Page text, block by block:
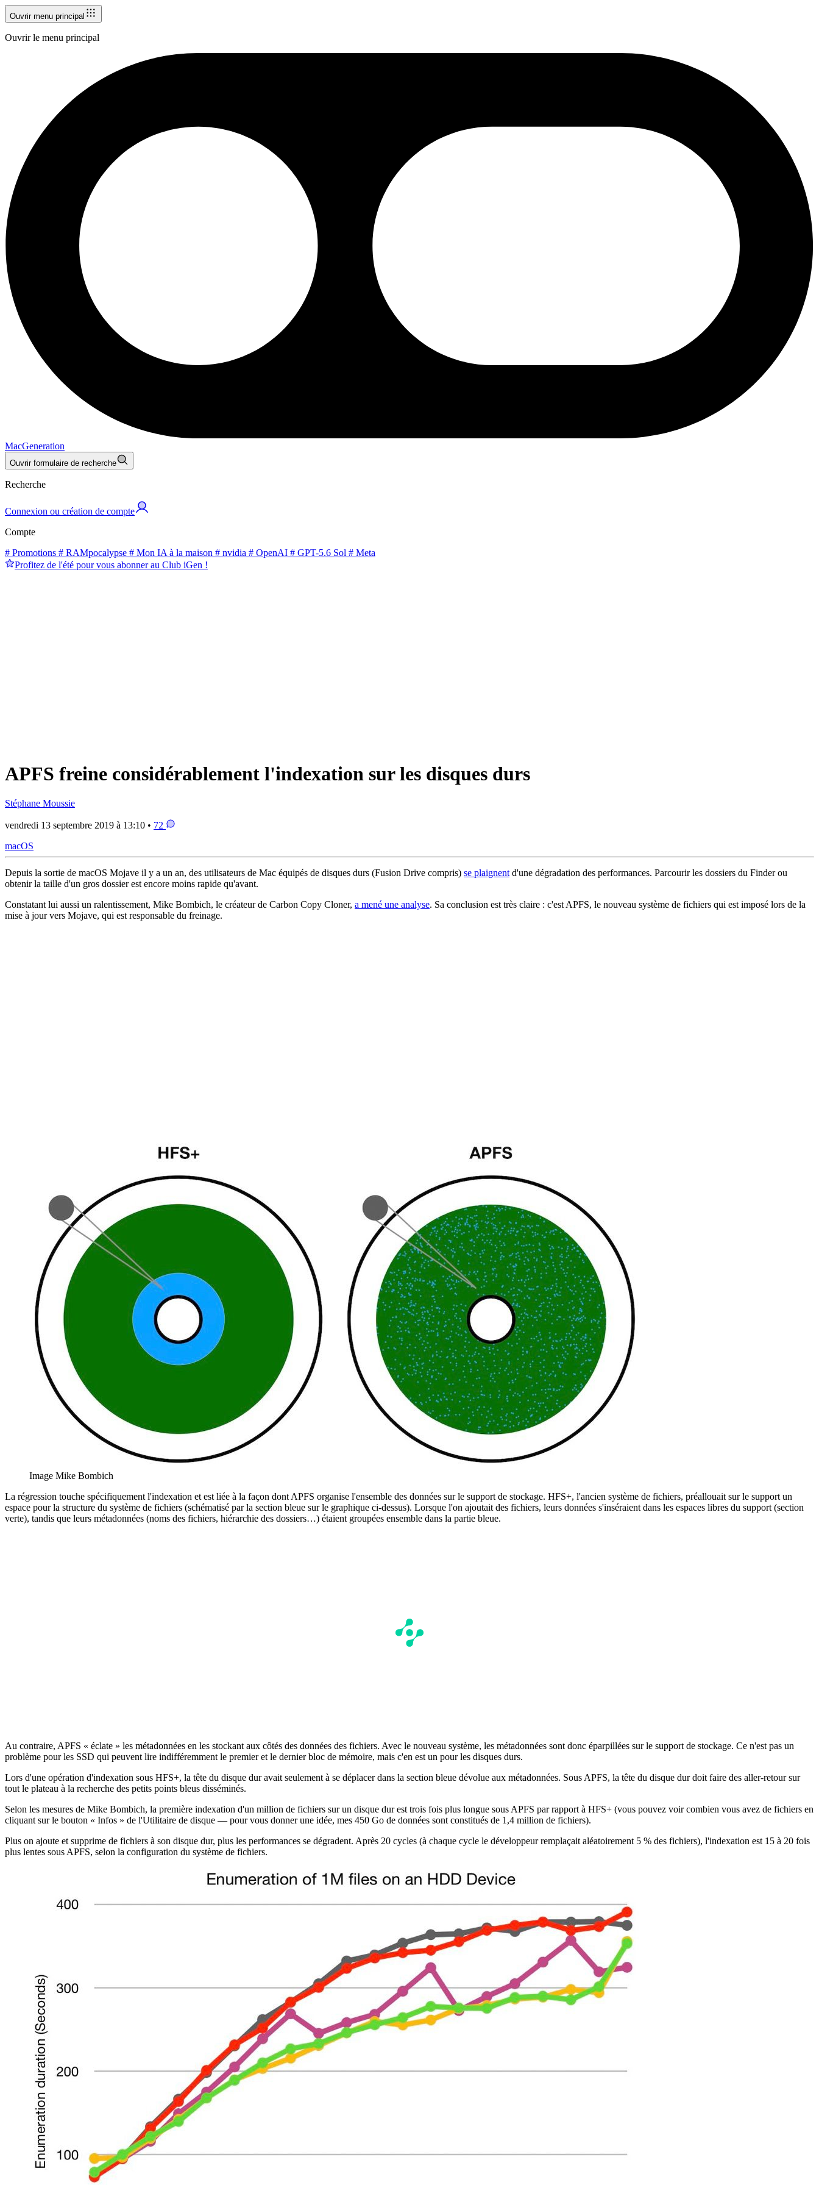
Ouvrir menu principal
Ouvrir le menu principal
MacGeneration
Ouvrir formulaire de recherche
Recherche
Connexion ou création de compte
Compte
# Promotions # RAMpocalypse # Mon IA à la maison # nvidia # OpenAI # GPT-5.6 Sol # Meta
Profitez de l'été pour vous abonner au Club iGen !
APFS freine considérablement l'indexation sur les disques durs
Stéphane Moussie
vendredi 13 septembre 2019 à 13:10 • 72
macOS
Depuis la sortie de macOS Mojave il y a un an, des utilisateurs de Mac équipés de disques durs (Fusion Drive compris) se plaignent d'une dégradation des performances. Parcourir les dossiers du Finder ou
obtenir la taille d'un gros dossier est encore moins rapide qu'avant.
Constatant lui aussi un ralentissement, Mike Bombich, le créateur de Carbon Copy Cloner, a mené une analyse. Sa conclusion est très claire : c'est APFS, le nouveau système de fichiers qui est imposé lors de la
mise à jour vers Mojave, qui est responsable du freinage.
Image Mike Bombich
La régression touche spécifiquement l'indexation et est liée à la façon dont APFS organise l'ensemble des données sur le support de stockage. HFS+, l'ancien système de fichiers, préallouait sur le support un
espace pour la structure du système de fichiers (schématisé par la section bleue sur le graphique ci-dessus). Lorsque l'on ajoutait des fichiers, leurs données s'inséraient dans les espaces libres du support (section
verte), tandis que leurs métadonnées (noms des fichiers, hiérarchie des dossiers…) étaient groupées ensemble dans la partie bleue.
Au contraire, APFS « éclate » les métadonnées en les stockant aux côtés des données des fichiers. Avec le nouveau système, les métadonnées sont donc éparpillées sur le support de stockage. Ce n'est pas un
problème pour les SSD qui peuvent lire indifféremment le premier et le dernier bloc de mémoire, mais c'en est un pour les disques durs.
Lors d'une opération d'indexation sous HFS+, la tête du disque dur avait seulement à se déplacer dans la section bleue dévolue aux métadonnées. Sous APFS, la tête du disque dur doit faire des aller-retour sur
tout le plateau à la recherche des petits points bleus disséminés.
Selon les mesures de Mike Bombich, la première indexation d'un million de fichiers sur un disque dur est trois fois plus longue sous APFS par rapport à HFS+ (vous pouvez voir combien vous avez de fichiers en
cliquant sur le bouton « Infos » de l'Utilitaire de disque — pour vous donner une idée, mes 450 Go de données sont constitués de 1,4 million de fichiers).
Plus on ajoute et supprime de fichiers à son disque dur, plus les performances se dégradent. Après 20 cycles (à chaque cycle le développeur remplaçait aléatoirement 5 % des fichiers), l'indexation est 15 à 20 fois
plus lentes sous APFS, selon la configuration du système de fichiers.